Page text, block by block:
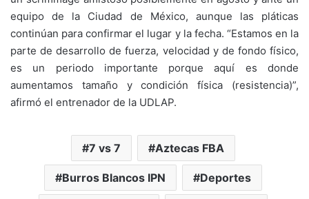
equipo de la Ciudad de México, aunque las pláticas
continúan para confirmar el lugar y la fecha. “Estamos en la
parte de desarrollo de fuerza, velocidad y de fondo físico,
es un periodo importante porque aquí es donde
aumentamos tamaño y condición física (resistencia)”,
afirmó el entrenador de la UDLAP.
7 vs 7 Aztecas FBA
Burros Blancos IPN Deportes